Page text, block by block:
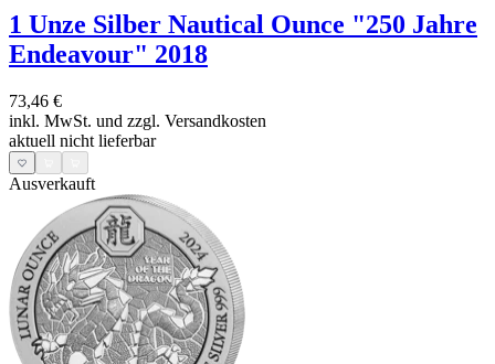
1 Unze Silber Nautical Ounce "250 Jahre
Endeavour" 2018
73,46 €
inkl. MwSt. und zzgl. Versandkosten
aktuell nicht lieferbar
Ausverkauft